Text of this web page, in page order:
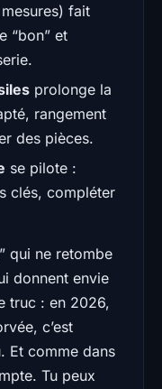
fait
“bon” et
prolonge la
rangement
des pièces.
se pilote :
clés, compléter
qui ne retombe
donnent envie
truc : en 2026,
c’est
Et comme dans
Tu peux